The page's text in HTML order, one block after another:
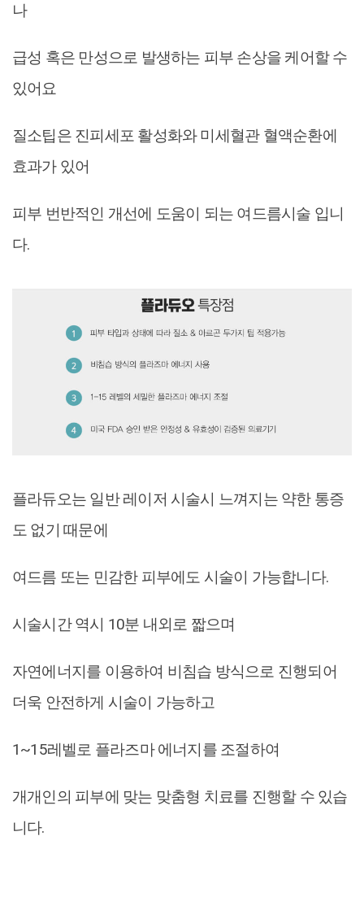
나
급성 혹은 만성으로 발생하는 피부 손상을 케어할 수
있어요
질소팁은 진피세포 활성화와 미세혈관 혈액순환에
효과가 있어
피부 번반적인 개선에 도움이 되는 여드름시술 입니
다.
플라듀오는 일반 레이저 시술시 느껴지는 약한 통증
도 없기 때문에
여드름 또는 민감한 피부에도 시술이 가능합니다.
시술시간 역시 10분 내외로 짧으며
자연에너지를 이용하여 비침습 방식으로 진행되어
더욱 안전하게 시술이 가능하고
1~15레벨로 플라즈마 에너지를 조절하여
개개인의 피부에 맞는 맞춤형 치료를 진행할 수 있습
니다.